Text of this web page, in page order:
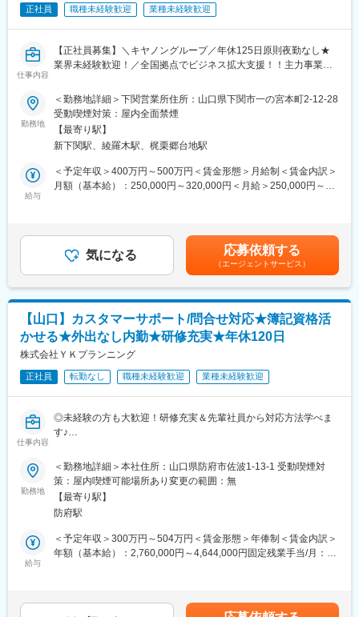
定して実行することができます。外部ベンダやメーカーだけでは
なく、社内のシステム開発部門やサーバ/セキュリティ技術者との
交流機会も多くあり、コミュニケーションを取りながら上流から
下流までの知識とスキルを身に付けて行くことができます。
■配属組織：
もって知識とスキルを向上しながらビジネスセンスも磨いていく
ことができる活気のある部署です。
■ミッション：
ネットワークの設計構築/保守の領域において、これまでの知識と
す。
将来的には、プロジェクトリーダーとして案件を推進していって
トに参画しながら知識とスキルを身に付けていただきます。チー
ムリーダーやマネージャーとの1on1ミーティングも実施し、上司
とも直接コミュニケーションできます。
変更の範囲：会社の定める業務
正社員 職種未経験歓迎 業種未経験歓迎
仕事内容
【正社員募集】＼キヤノングループ／年休125日原則夜勤なし★
業界未経験歓迎！／全国拠点でビジネス拡大支援！！主力事業の
快適なオフィス環境をトータル提供！充実の育児支援・研修制度
も完備♪
■業務内容：
＜保守サービス役務＞
複合機等のキヤノン製オフィス機器をご使用頂いているお客様先
へ訪問し、機器の保守点検作業、修理作業を実施（エリアによっ
がる適切な提案を適宜行い、その結果や反応を営業へフィードバ
ックする活動を行う
■休日出勤、夜間勤務について：
・所属する組織によっては、休日出勤（出社）の可能性がありま
す（その分は平日に振替休日を取得する）。※自宅待機の地域もあ
り（待機手当有）
・休日に大規模な設置作業がある等、特別な状況が発生した場合
は、休日出勤の可能性があります（その分は代休取得、若しくは
時間外勤務を適用）。
・休日出勤、夜間勤務は基本的にありません。※ただし、修理対応
で帰社が遅くなる場合が想定されるが、その場合は時間外勤務を
■当社の特徴：
・キヤノン製品だけでなく、他社の製品を幅広く取扱うマルチベ
ンダーです。そのため、顧客の要望に確実に応えられる、最適な
・ITは企業経営の根幹を支える重要な存在です。そのため、企業
や店舗の決裁者との商談も多く、会話を通しても豊富な知識を得
勤務地
＜勤務地詳細＞下関営業所住所：山口県下関市一の宮本町2-12-28
受動喫煙対策：屋内全面禁煙
【最寄り駅】
新下関駅、綾羅木駅、梶栗郷台地駅
給与
＜予定年収＞400万円～500万円＜賃金形態＞月給制＜賃金内訳＞
月額（基本給）：250,000円～320,000円＜月給＞250,000円～
あくまでも目安の金額であり、選考を通じて上下する可能性があ
ります。月給(月額)は固定手当を含めた表記です。
気になる 応募依頼する
（エージェントサービス）
【山口】カスタマーサポート/問合せ対応★簿記資格活
かせる★外出なし内勤★研修充実★年休120日
株式会社ＹＫプランニング
正社員 転勤なし 職種未経験歓迎 業種未経験歓迎
仕事内容
◎未経験の方も大歓迎！研修充実＆先輩社員から対応方法学べま
す♪
です
◎内勤でのお仕事！そのため出張や転勤はありません♪
■業務概要：
当社が手掛けるITクラウドツールbixid、財務維新を導入頂いたお
客様からの問合せに対応頂きます。ユーザー様のご不明点を解消
していくお仕事です。
使い方や設定方法の問合せの場合、こちらの部署につながれます
勤務地
＜勤務地詳細＞本社住所：山口県防府市佐波1-13-1 受動喫煙対
策：屋内喫煙可能場所あり変更の範囲：無
【最寄り駅】
防府駅
給与
＜予定年収＞300万円～504万円＜賃金形態＞年俸制＜賃金内訳＞
年額（基本給）：2,760,000円～4,644,000円固定残業手当/月：
補足＞■昇給：年1回（1月）■年俸制のため賞与無■年収モデル：